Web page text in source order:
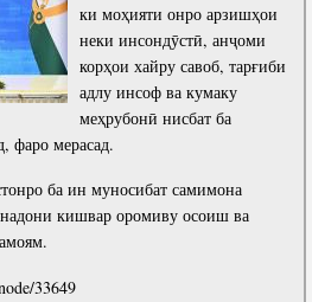
Sector
ки моҳияти онро арзишҳои
неки инсондӯстӣ, анҷоми
корҳои хайру савоб, тарғиби
адлу инсоф ва кумаку
меҳрубонӣ нисбат ба
фаро мерасад.
ба ин муносибат самимона
кишвар оромиву осоиш ва
33649